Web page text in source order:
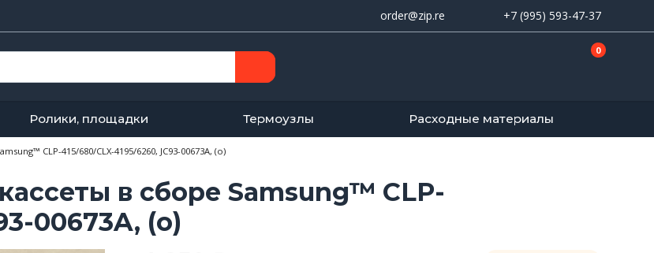
order@zip.re +7 (995) 593-47-37
0
Ролики, площадки Термоузлы Расходные материалы
CLP-415/680/CLX-4195/6260, JC93-00673A, (o)
в сборе Samsung™ CLP-
00673A, (o)